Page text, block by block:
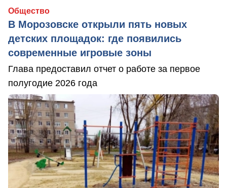
Общество
В Морозовске открыли пять новых
детских площадок: где появились
современные игровые зоны
Глава предоставил отчет о работе за первое
полугодие 2026 года